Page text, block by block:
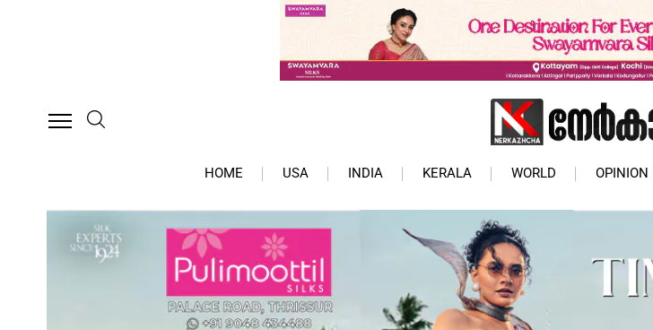
HOME USA INDIA KERALA WORLD OPINION